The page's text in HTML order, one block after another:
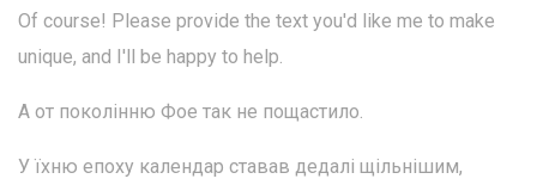
Of course! Please provide the text you'd like me to make
unique, and I'll be happy to help.
А от поколінню Фое так не пощастило.
У їхню епоху календар ставав дедалі щільнішим,